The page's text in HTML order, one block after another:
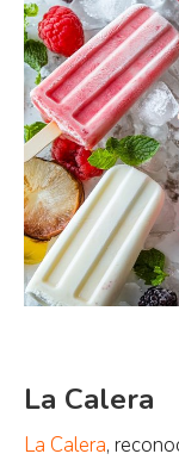
La Calera
La Calera,